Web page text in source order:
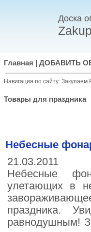
Доска
Главная ДОБАВИТЬ
Навигация по сайту:
Товары для праздника
Небесные
21.03.2011
Небесные
улетающих в
праздника.
равнодушным!